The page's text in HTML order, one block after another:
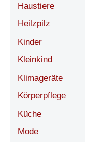
Haustiere
Heilzpilz
Kinder
Kleinkind
Klimageräte
Körperpflege
Küche
Mode